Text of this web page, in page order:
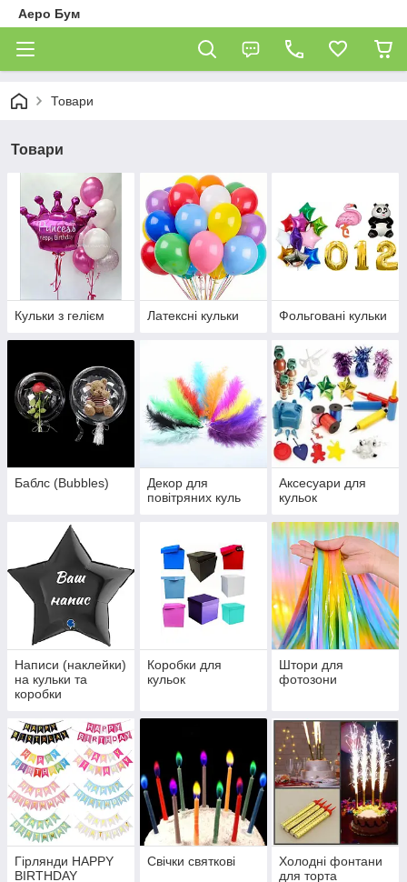
Аеро Бум
Товари
Товари
Кульки з гелієм Латексні кульки Фольговані кульки
Баблс (Bubbles)
Декор для
повітряних куль
Аксесуари для
кульок
Написи (наклейки)
на кульки та
коробки
Коробки для
кульок
Штори для
фотозони
Гірлянди HAPPY
BIRTHDAY
Свічки святкові
Холодні фонтани
для торта